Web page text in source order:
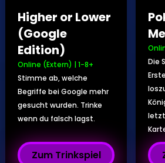
Higher or Lower
(Google
Edition)
Online (Extern) |1-8+
Stimme ab, welche
Begriffe bei Google mehr
gesucht wurden. Trinke
wenn du falsch lagst.
Zum Trinkspiel
Die